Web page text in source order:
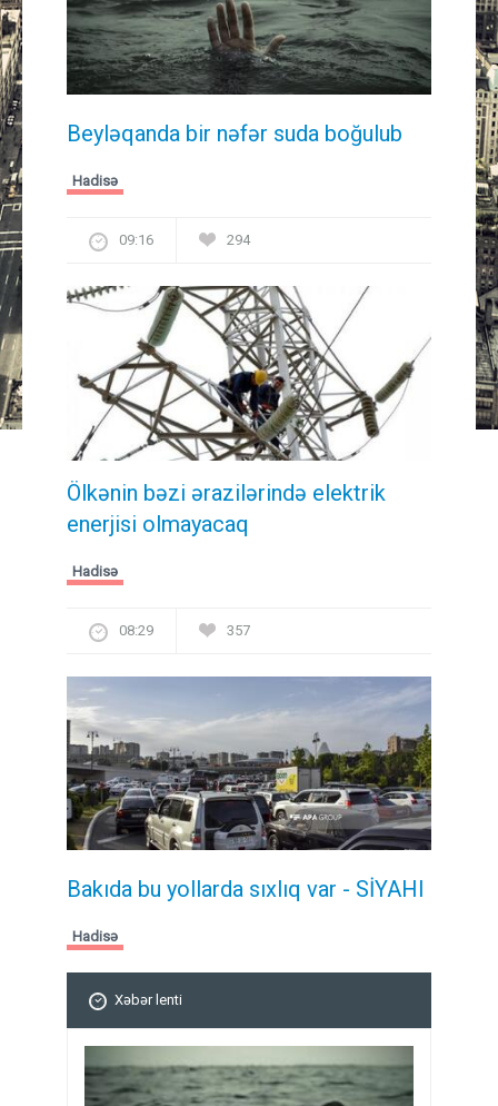
Beyləqanda bir nəfər suda boğulub
Hadisə
09:16 294
Ölkənin bəzi ərazilərində elektrik
enerjisi olmayacaq
Hadisə
08:29 357
Bakıda bu yollarda sıxlıq var - SİYAHI
Hadisə
Xəbər lenti